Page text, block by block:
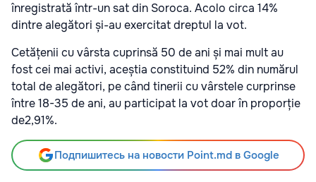
înregistrată într-un sat din Soroca. Acolo circa 14%
dintre alegători și-au exercitat dreptul la vot.
Cetățenii cu vârsta cuprinsă 50 de ani și mai mult au
fost cei mai activi, aceștia constituind 52% din numărul
total de alegători, pe când tinerii cu vârstele curprinse
între 18-35 de ani, au participat la vot doar în proporție
de2,91%.
Подпишитесь на новости Point.md в Google